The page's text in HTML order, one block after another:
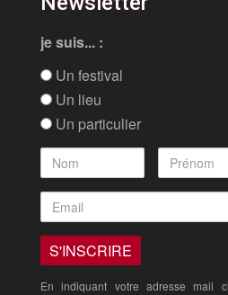
je suis... :
Un festival
Un lieu
Un particulier
En indiquant votre adresse mail